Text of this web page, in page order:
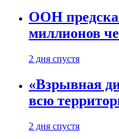
ООН
миллионов
2 дня спустя
«Взрывная
всю
2 дня спустя